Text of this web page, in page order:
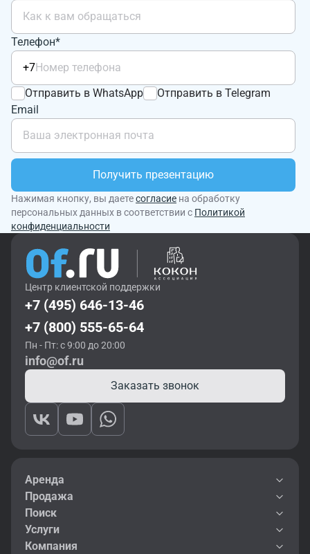
Телефон*
+7
Отправить в WhatsApp
Отправить в Telegram
Email
Получить презентацию
Нажимая кнопку, вы даетесогласие на обработку
персональных данных в соответствии с Политикой
конфиденциальности
Центр клиентской поддержки
+7 (495) 646-13-46
+7 (800) 555-65-64
Пн - Пт: с 9:00 до 20:00
info@of.ru
Заказать звонок
Аренда
Продажа
Поиск
Услуги
Компания